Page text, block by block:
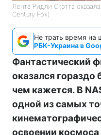
Лента Ридли Скотта
Century Fox)
Не трать время на
РБК-Украина в
Фантастический
оказался гораздо
чем кажется. В
одной из самых
освоении космоса